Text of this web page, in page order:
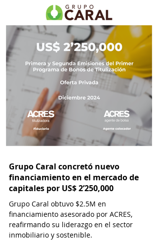
Grupo Caral concretó nuevo
financiamiento en el mercado de
capitales por US$ 2’250,000
Grupo Caral obtuvo $2.5M en
financiamiento asesorado por ACRES,
reafirmando su liderazgo en el sector
inmobiliario y sostenible.